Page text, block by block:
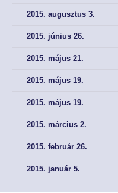
2015. augusztus 3.
2015. június 26.
2015. május 21.
2015. május 19.
2015. május 19.
2015. március 2.
2015. február 26.
2015. január 5.